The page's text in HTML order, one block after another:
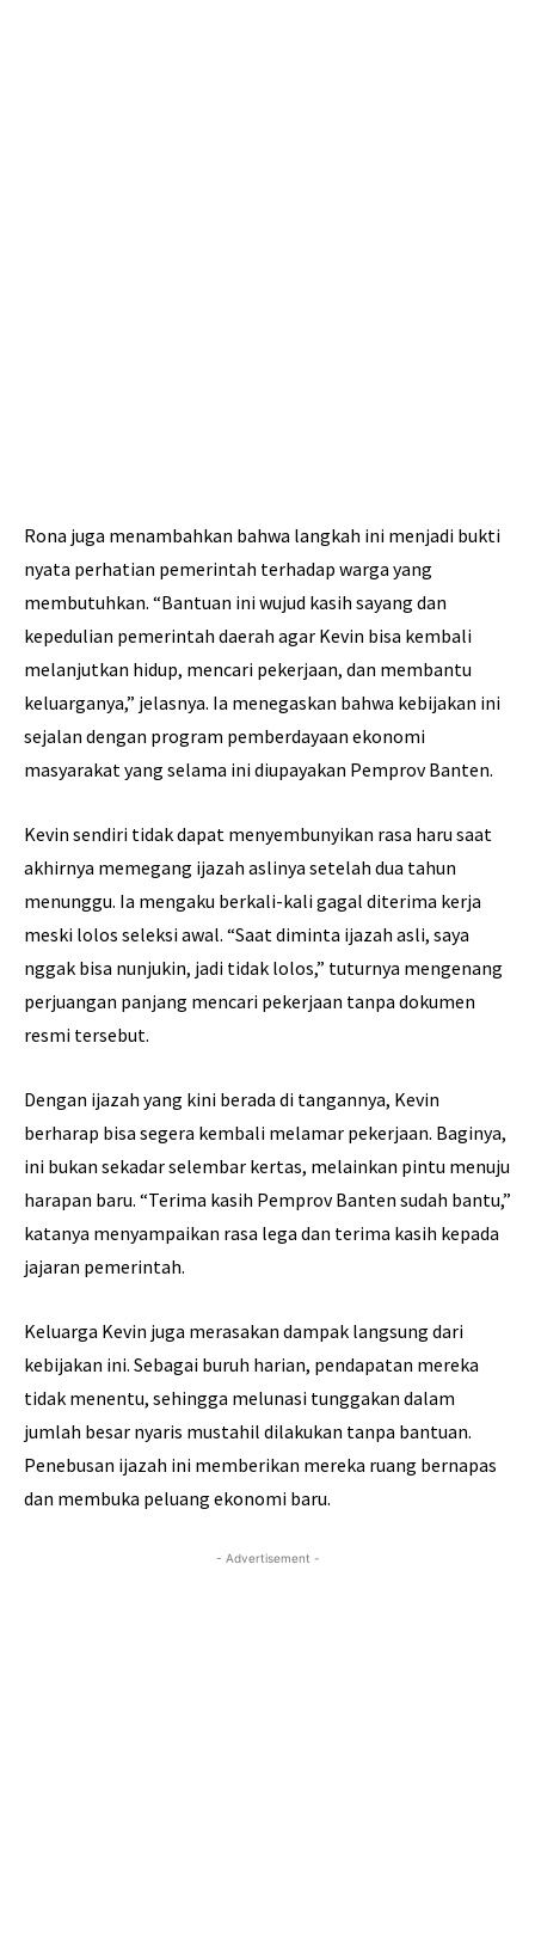
Rona juga menambahkan bahwa langkah ini menjadi bukti
nyata perhatian pemerintah terhadap warga yang
membutuhkan. “Bantuan ini wujud kasih sayang dan
kepedulian pemerintah daerah agar Kevin bisa kembali
melanjutkan hidup, mencari pekerjaan, dan membantu
keluarganya,” jelasnya. Ia menegaskan bahwa kebijakan ini
sejalan dengan program pemberdayaan ekonomi
masyarakat yang selama ini diupayakan Pemprov Banten.
Kevin sendiri tidak dapat menyembunyikan rasa haru saat
akhirnya memegang ijazah aslinya setelah dua tahun
menunggu. Ia mengaku berkali-kali gagal diterima kerja
meski lolos seleksi awal. “Saat diminta ijazah asli, saya
nggak bisa nunjukin, jadi tidak lolos,” tuturnya mengenang
perjuangan panjang mencari pekerjaan tanpa dokumen
resmi tersebut.
Dengan ijazah yang kini berada di tangannya, Kevin
berharap bisa segera kembali melamar pekerjaan. Baginya,
ini bukan sekadar selembar kertas, melainkan pintu menuju
harapan baru. “Terima kasih Pemprov Banten sudah bantu,”
katanya menyampaikan rasa lega dan terima kasih kepada
jajaran pemerintah.
Keluarga Kevin juga merasakan dampak langsung dari
kebijakan ini. Sebagai buruh harian, pendapatan mereka
tidak menentu, sehingga melunasi tunggakan dalam
jumlah besar nyaris mustahil dilakukan tanpa bantuan.
Penebusan ijazah ini memberikan mereka ruang bernapas
dan membuka peluang ekonomi baru.
- Advertisement -